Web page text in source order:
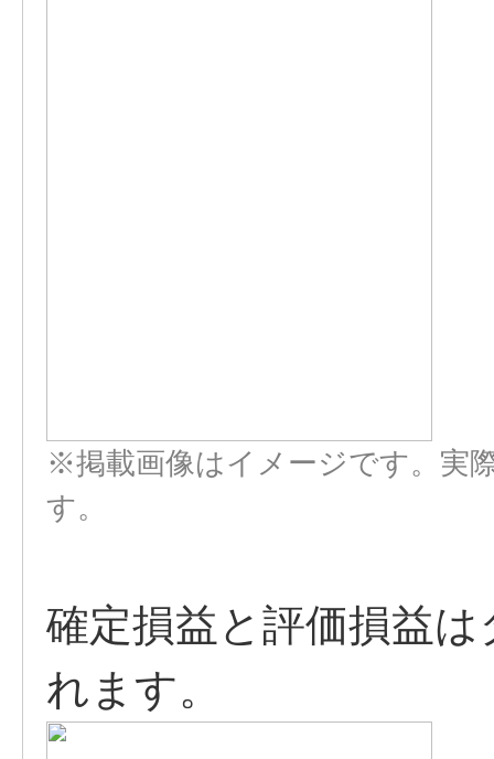
※掲載画像はイメージです。実
す。
確定損益と評価損益
れます。